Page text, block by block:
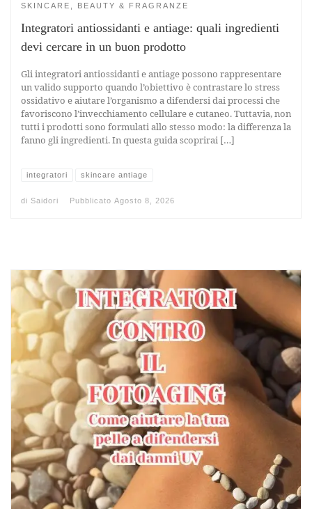
SKINCARE, BEAUTY & FRAGRANZE
Integratori antiossidanti e antiage: quali ingredienti
devi cercare in un buon prodotto
Gli integratori antiossidanti e antiage possono rappresentare
un valido supporto quando l’obiettivo è contrastare lo stress
ossidativo e aiutare l’organismo a difendersi dai processi che
favoriscono l’invecchiamento cellulare e cutaneo. Tuttavia, non
tutti i prodotti sono formulati allo stesso modo: la differenza la
fanno gli ingredienti. In questa guida scoprirai […]
integratori skincare antiage
di Saidori Pubblicato Agosto 8, 2026